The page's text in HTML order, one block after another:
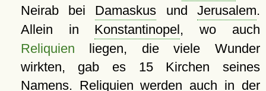
Neirab bei Damaskus und Jerusalem.
Allein in Konstantinopel , wo auch
Reliquien liegen, die viele Wunder
wirkten, gab es 15 Kirchen seines
Namens. Reliquien werden auch in der